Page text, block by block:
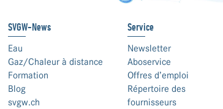
SVGW-News
Eau
Gaz/Chaleur à distance
Formation
Blog
svgw.ch
Service
Newsletter
Aboservice
Offres d’emploi
Répertoire des
fournisseurs